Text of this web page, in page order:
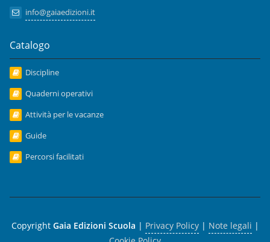
info@gaiaedizioni.it
Catalogo
Discipline
Quaderni operativi
Attività per le vacanze
Guide
Percorsi facilitati
Copyright Gaia Edizioni Scuola | Privacy Policy| Note legali |